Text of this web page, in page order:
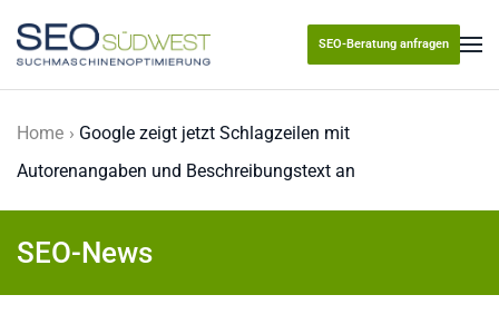
Skip to main content
SEO-Beratung anfragen
Home
Google zeigt jetzt Schlagzeilen mit
Autorenangaben und Beschreibungstext an
SEO-News